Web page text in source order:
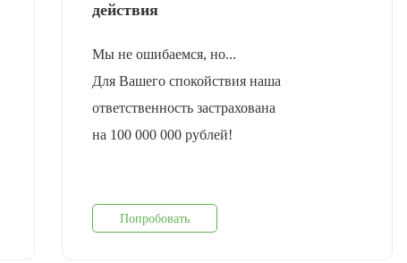
действия
Мы не ошибаемся, но...
Для Вашего спокойствия наша
ответственность застрахована
на 100 000 000 рублей!
Попробовать